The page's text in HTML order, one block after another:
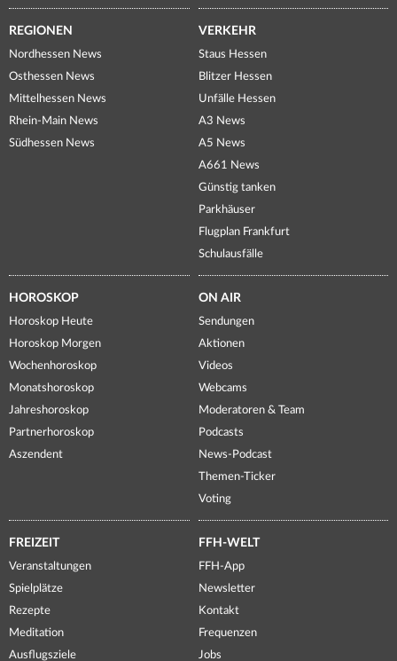
REGIONEN
Nordhessen News
Osthessen News
Mittelhessen News
Rhein-Main News
Südhessen News
VERKEHR
Staus Hessen
Blitzer Hessen
Unfälle Hessen
A3 News
A5 News
A661 News
Günstig tanken
Parkhäuser
Flugplan Frankfurt
Schulausfälle
HOROSKOP
Horoskop Heute
Horoskop Morgen
Wochenhoroskop
Monatshoroskop
Jahreshoroskop
Partnerhoroskop
Aszendent
ON AIR
Sendungen
Aktionen
Videos
Webcams
Moderatoren & Team
Podcasts
News-Podcast
Themen-Ticker
Voting
FREIZEIT
Veranstaltungen
Spielplätze
Rezepte
Meditation
Ausflugsziele
FFH-WELT
FFH-App
Newsletter
Kontakt
Frequenzen
Jobs